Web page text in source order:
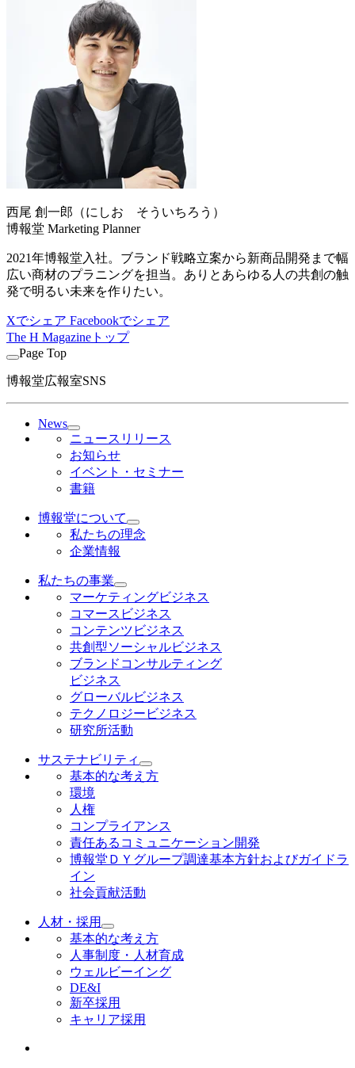
西尾 創一郎（にしお そういちろう）
博報堂 Marketing Planner
2021年博報堂入社。ブランド戦略立案から新商品開発まで幅
広い商材のプラニングを担当。ありとあらゆる人の共創の触
発で明るい未来を作りたい。
Xでシェア Facebookでシェア
The H Magazineトップ
Page Top
博報堂広報室SNS
News
ニュースリリース
お知らせ
イベント・セミナー
書籍
博報堂について
私たちの理念
企業情報
私たちの事業
マーケティングビジネス
コマースビジネス
コンテンツビジネス
共創型ソーシャルビジネス
ブランドコンサルティング
ビジネス
グローバルビジネス
テクノロジービジネス
研究所活動
サステナビリティ
基本的な考え方
環境
人権
コンプライアンス
責任あるコミュニケーション開発
博報堂ＤＹグループ調達基本方針およびガイドラ
イン
社会貢献活動
人材・採用
基本的な考え方
人事制度・人材育成
ウェルビーイング
DE&I
新卒採用
キャリア採用